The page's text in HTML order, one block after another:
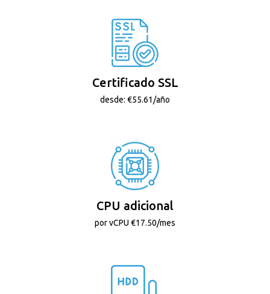
Certificado SSL
desde: €55.61/año
CPU adicional
por vCPU €17.50/mes